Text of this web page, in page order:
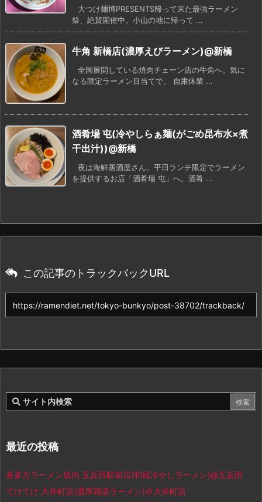
大つけ麺博PRESENTS帰って来た最強ラーメン
祭、絶賛開催中。小山の地に帰って ...
牛角 新橋店(濃厚えびラーメン)@新橋
全国展開している焼肉チェーン店の牛角へ。気に
なる限定ラーメン目当てで。 自粛休業 ...
酒肴場 屯(冷やしらぁ麺(がごめ昆布水×煮
干出汁))@新橋
夜は海鮮居酒屋さん。平日ランチ限定でラーメン
を提供するお店「酒肴場 屯」へ。酒肴 ...
この記事のトラックバックURL
最近の投稿
喜多方ラーメン坂内 五反田駅前店(和風冷やしラーメン)@五反田
てけてけ 大井町店(濃厚鶏湯ラーメン)＠大井町店